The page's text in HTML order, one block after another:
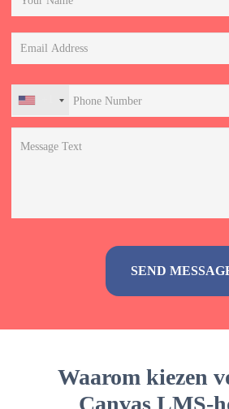
Waarom kiezen
Canvas LMS-